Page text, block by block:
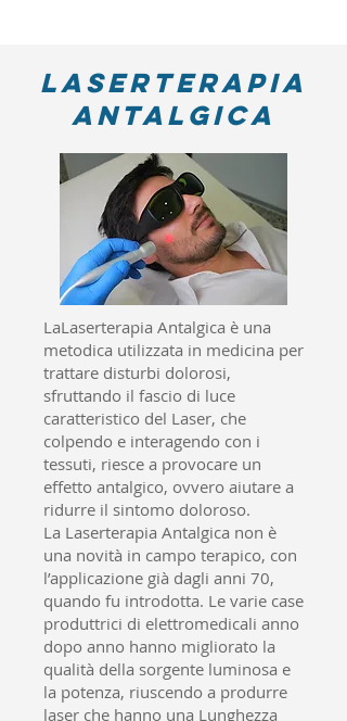
Laserterapia
Antalgica
LaLaserterapia Antalgica è una
metodica utilizzata in medicina per
trattare disturbi dolorosi,
sfruttando il fascio di luce
caratteristico del Laser, che
colpendo e interagendo con i
tessuti, riesce a provocare un
effetto antalgico, ovvero aiutare a
ridurre il sintomo doloroso.
La Laserterapia Antalgica non è
una novità in campo terapico, con
l’applicazione già dagli anni 70,
quando fu introdotta. Le varie case
produttrici di elettromedicali anno
dopo anno hanno migliorato la
qualità della sorgente luminosa e
la potenza, riuscendo a produrre
laser che hanno una Lunghezza